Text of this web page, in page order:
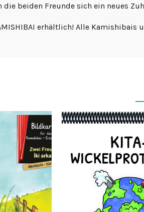
die beiden Freunde sich ein neues
erhältlich! Alle